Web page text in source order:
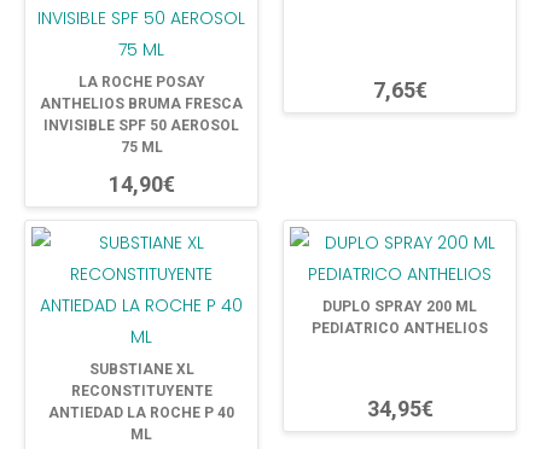
LA ROCHE POSAY
ANTHELIOS BRUMA FRESCA
INVISIBLE SPF 50 AEROSOL
75 ML
14,90€
7,65€
SUBSTIANE XL
RECONSTITUYENTE
ANTIEDAD LA ROCHE P 40
ML
DUPLO SPRAY 200 ML
PEDIATRICO ANTHELIOS
34,95€